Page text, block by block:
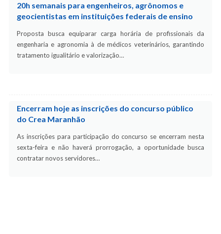
20h semanais para engenheiros, agrônomos e
geocientistas em instituições federais de ensino
Proposta busca equiparar carga horária de profissionais da
engenharia e agronomia à de médicos veterinários, garantindo
tratamento igualitário e valorização…
Encerram hoje as inscrições do concurso público
do Crea Maranhão
As inscrições para participação do concurso se encerram nesta
sexta-feira e não haverá prorrogação, a oportunidade busca
contratar novos servidores…